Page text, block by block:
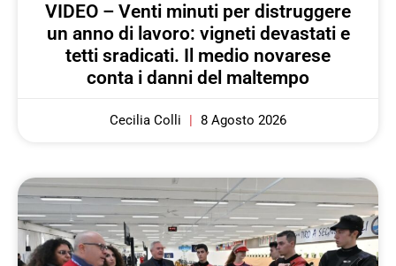
VIDEO – Venti minuti per distruggere
un anno di lavoro: vigneti devastati e
tetti sradicati. Il medio novarese
conta i danni del maltempo
Cecilia Colli 8 Agosto 2026